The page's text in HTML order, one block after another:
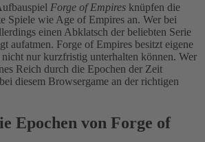
Forge of Empires knüpfen die
Spiele wie Age of Empires an. Wer bei
einen Abklatsch der beliebten Serie
aufatmen. Forge of Empires besitzt eigene
nur kurzfristig unterhalten können. Wer
Reich durch die Epochen der Zeit
diesem Browsergame an der richtigen
Epochen von Forge of